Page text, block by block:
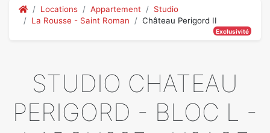
Locations Appartement
Studio
La Rousse - Saint Roman
Château Perigord II
Exclusivité
STUDIO CHATEAU
PERIGORD - BLOC L -